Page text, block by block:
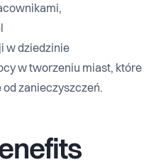
w dziedzinie
w tworzeniu miast, które
zanieczyszczeń.